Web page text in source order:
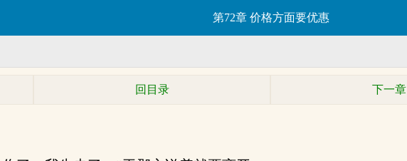
第72章 价格方面要优惠
回目录 下一章